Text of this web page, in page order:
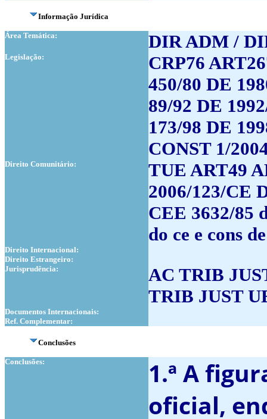
Informação Jurídica
Área Temática: DIR ADM /
Legislação:
CRP76
450/80 DE
89/92 DE
173/98 DE
CONST 1/
Direito Comunitário:
TUE ART49
2006/123/CE
CEE 3632/85
do ce e cons
Direito Internacional:
Direito Estrangeiro:
Jurisprudência:
AC TRIB
TRIB JUST
Documentos Internacionais:
Ref. Complementar:
Conclusões
Conclusões:
1.ª A
oficial,